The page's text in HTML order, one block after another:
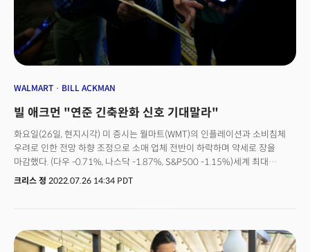
WALMART BILL ACKMAN
빌 애크먼 "연준 긴축완화 신호 기대말라"
화요일(26일, 현지시각) 미 증시는 월마트(WMT)의 인플레이션과 소비침체
우려로 인한 전망 하향 조정으로 소매 업체 전반이 하락하며 약세로 장을
마감했다. (다우 -0.71%, 나스닥 -1.87%, S&P500 -1.15%)세계 최대
소매업체인 월마트의 경고에 이어 전자상거래 기업 쇼피파이(SHOP)의 구조
약세를 촉발, 상대적으로 달러의 강세를 야기했다. 2분기 실적을 발표한 많은
기업들이 강달러로 인한 환율역풍을 언급한 가운데 강달러로의 전환은
크리스 정 2022.07.26 14:34 PDT